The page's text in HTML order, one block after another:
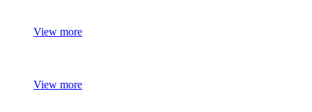
View more
View more